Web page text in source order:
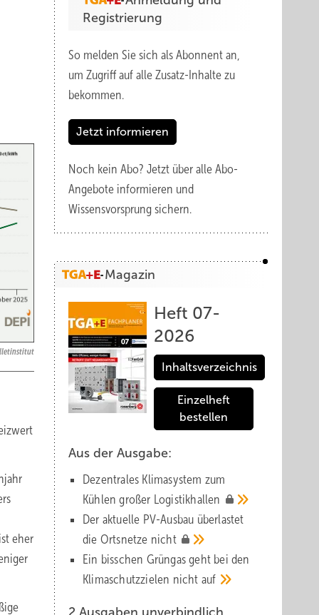
eher
Registrierung
So melden Sie sich als Abonnent an,
um Zugriff auf alle Zusatz-Inhalte zu
bekommen.
Jetzt informieren
Noch kein Abo? Jetzt über alle Abo-
Angebote informieren und
Wissensvorsprung sichern.
Magazin
Heft 07-
2026
Inhaltsverzeichnis
Einzelheft
bestellen
Aus der Ausgabe:
Dezentrales Klimasystem zum
Kühlen großer Logistik­hallen
Der aktuelle PV-Ausbau über­lastet
die Orts­netze nicht
Ein bisschen Grüngas geht bei den
Klima­schutz­zielen nicht auf
2 Ausgaben unverbindlich